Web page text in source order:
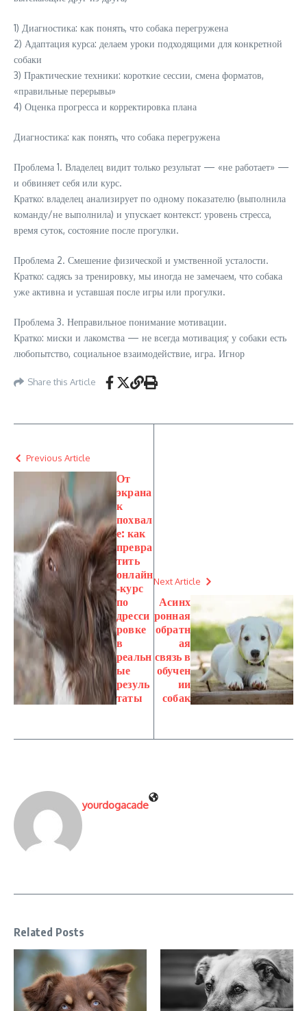
1) Диагностика: как понять, что собака перегружена
2) Адаптация курса: делаем уроки подходящими для конкретной
собаки
3) Практические техники: короткие сессии, смена форматов,
«правильные перерывы»
4) Оценка прогресса и корректировка плана
Диагностика: как понять, что собака перегружена
Проблема 1. Владелец видит только результат — «не работает» —
и обвиняет себя или курс.
Кратко: владелец анализирует по одному показателю (выполнила
команду/не выполнила) и упускает контекст: уровень стресса,
время суток, состояние после прогулки.
Проблема 2. Смешение физической и умственной усталости.
Кратко: садясь за тренировку, мы иногда не замечаем, что собака
уже активна и уставшая после игры или прогулки.
Проблема 3. Неправильное понимание мотивации.
Кратко: миски и лакомства — не всегда мотивация; у собаки есть
любопытство, социальное взаимодействие, игра. Игнор
Share this Article
Previous Article
От
экрана
к
похвал
е: как
превра
тить
онлайн
‑курс
по
дресси
ровке
в
реальн
ые
резуль
таты
Next Article
Асинх
ронная
обратн
ая
связь в
обучен
ии
собак
yourdogacade
Related Posts